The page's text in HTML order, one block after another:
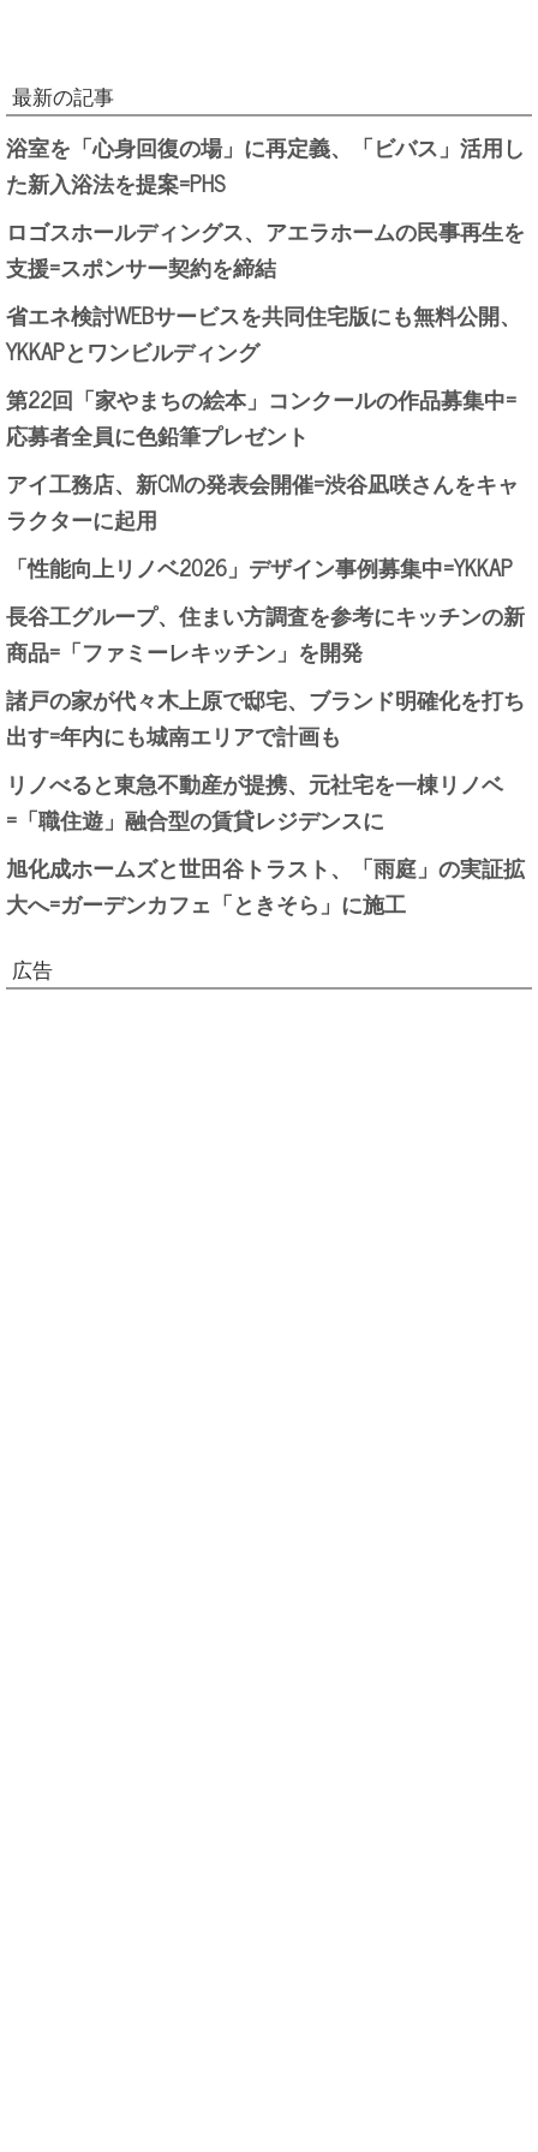
最新の記事
浴室を「心身回復の場」に再定義、「ビバス」活用し
た新入浴法を提案=PHS
ロゴスホールディングス、アエラホームの民事再生を
支援=スポンサー契約を締結
省エネ検討WEBサービスを共同住宅版にも無料公開、
YKKAPとワンビルディング
第22回「家やまちの絵本」コンクールの作品募集中=
応募者全員に色鉛筆プレゼント
アイ工務店、新CMの発表会開催=渋谷凪咲さんをキャ
ラクターに起用
「性能向上リノベ2026」デザイン事例募集中=YKKAP
長谷工グループ、住まい方調査を参考にキッチンの新
商品=「ファミーレキッチン」を開発
諸戸の家が代々木上原で邸宅、ブランド明確化を打ち
出す=年内にも城南エリアで計画も
リノべると東急不動産が提携、元社宅を一棟リノベ
=「職住遊」融合型の賃貸レジデンスに
旭化成ホームズと世田谷トラスト、「雨庭」の実証拡
大へ=ガーデンカフェ「ときそら」に施工
広告